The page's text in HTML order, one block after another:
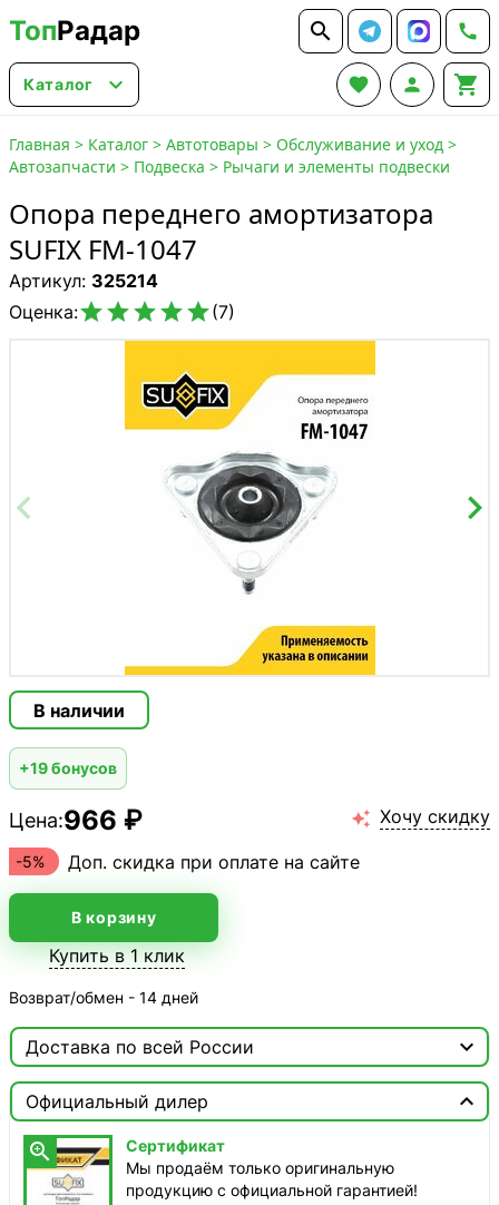
ТопРадар  
Каталог    
Главная > Каталог > Автотовары > Обслуживание и уход >
Автозапчасти > Подвеска > Рычаги и элементы подвески
Опора переднего амортизатора
SUFIX FM-1047
Артикул: 325214
Оценка:(7)
В наличии
+19 бонусов
Цена:966 ₽  Хочу скидку
-5% Доп. скидка при оплате на сайте
В корзину
Купить в 1 клик
Возврат/обмен - 14 дней
Доставка по всей России 
 Москва
ТопРадар — Курьер
сегодня, от 350 ₽
ТопРадар — Самовывоз
Официальный дилер


Сертификат
Мы продаём только оригинальную
продукцию с официальной гарантией!